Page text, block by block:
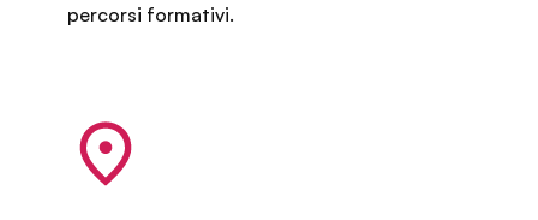
percorsi formativi.